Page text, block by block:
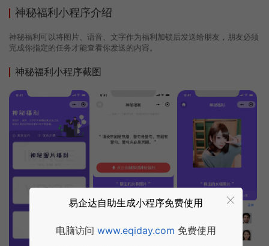
神秘福利小程序介绍
神秘福利可以将图片、语音、文字作为福利加锁后发送给朋友，朋友必须
完成你指定的任务才能查看你发送的内容。
神秘福利小程序截图
易企达自助生成小程序免费使用
电脑访问 www.eqiday.com 免费使用